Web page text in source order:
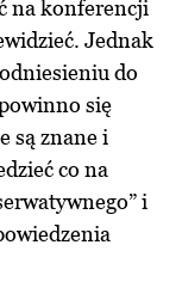
na konferencji
Jednak
do
się
są znane i
co na
i